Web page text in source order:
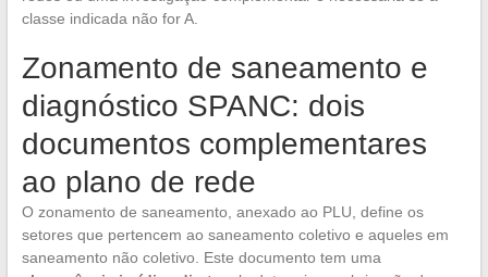
classe indicada não for A.
Zonamento de saneamento e
diagnóstico SPANC: dois
documentos complementares
ao plano de rede
O zonamento de saneamento, anexado ao PLU, define os
setores que pertencem ao saneamento coletivo e aqueles em
saneamento não coletivo. Este documento tem uma